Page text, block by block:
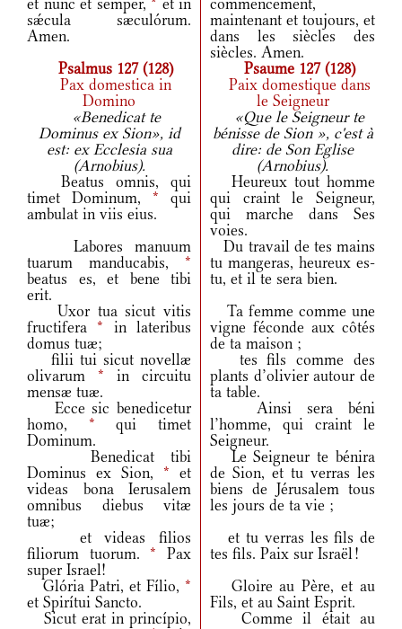
et nunc et semper, * et in
sǽcula sæculórum.
Amen.
commencement,
maintenant et toujours, et
dans les siècles des
siècles. Amen.
Psalmus 127 (128)
Psaume 127 (128)
Pax domestica in
Domino
Paix domestique dans
le Seigneur
«Benedicat te
Dominus ex Sion», id
est: ex Ecclesia sua
(Arnobius).
«Que le Seigneur te
bénisse de Sion », c'est à
dire: de Son Eglise
(Arnobius).
Beatus omnis, qui
timet Dominum, * qui
ambulat in viis eius.
Heureux tout homme
qui craint le Seigneur,
qui marche dans Ses
voies.
Labores manuum
tuarum manducabis, *
beatus es, et bene tibi
erit.
Du travail de tes mains
tu mangeras, heureux es-
tu, et il te sera bien.
Uxor tua sicut vitis
fructifera* in lateribus
domus tuæ;
Ta femme comme une
vigne féconde aux côtés
de ta maison ;
filii tui sicut novellæ
olivarum * in circuitu
mensæ tuæ.
tes fils comme des
plants d’olivier autour de
ta table.
Ecce sic benedicetur
homo, * qui timet
Dominum.
Ainsi sera béni
l’homme, qui craint le
Seigneur.
Benedicat tibi
Dominus ex Sion, * et
videas bona Ierusalem
omnibus diebus vitæ
tuæ;
Le Seigneur te bénira
de Sion, et tu verras les
biens de Jérusalem tous
les jours de ta vie ;
et videas filios
filiorum tuorum.* Pax
super Israel!
et tu verras les fils de
tes fils. Paix sur Israël !
Glória Patri, et Fílio, *
et Spirítui Sancto.
Gloire au Père, et au
Fils, et au Saint Esprit.
Sicut erat in princípio,
Comme il était au